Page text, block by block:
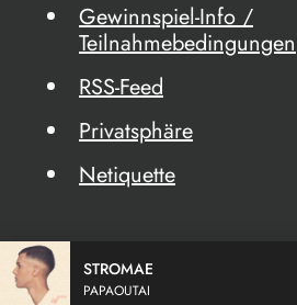
Gewinnspiel-Info /
Teilnahmebedingungen
RSS-Feed
Privatsphäre
Netiquette
STROMAE
PAPAOUTAI